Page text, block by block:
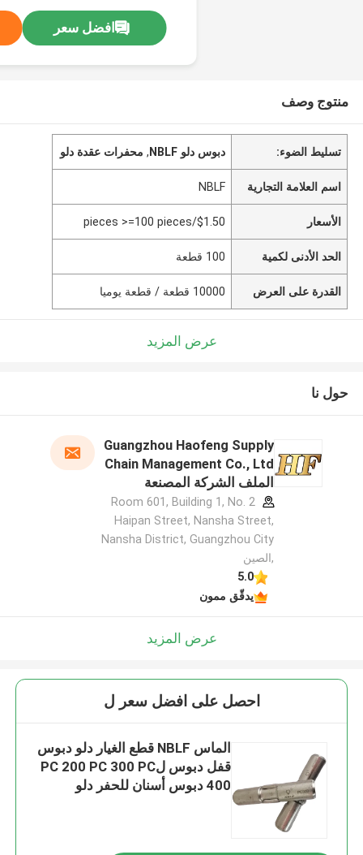
افضل سعر
منتوج وصف
تسليط الضوء: دبوس دلو NBLF , محفرات عقدة دلو
اسم العلامة التجارية NBLF
الأسعار $1.50/pieces >=100 pieces
الحد الأدنى لكمية 100 قطعة
القدرة على العرض 10000 قطعة / قطعة يوميا
عرض المزيد
حول نا
Guangzhou Haofeng Supply
Chain Management Co., Ltd
الملف الشركة المصنعة
Room 601, Building 1, No. 2
Haipan Street, Nansha Street,
Nansha District, Guangzhou City
,الصين
5.0
يدقّق ممون
عرض المزيد
احصل على افضل سعر ل
الماس NBLF قطع الغيار دلو دبوس
قفل دبوس لPC 200 PC 300 PC
400 دبوس أسنان للحفر دلو